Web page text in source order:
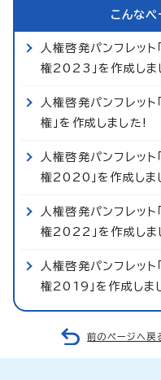
こんなペ
人権啓発パンフレッ
権2023」を作成しま
人権啓発パンフレッ
権」を作成しました!
人権啓発パンフレッ
権2020」を作成しま
人権啓発パンフレッ
権2022」を作成しま
人権啓発パンフレッ
権2019」を作成しま
前のページへ戻